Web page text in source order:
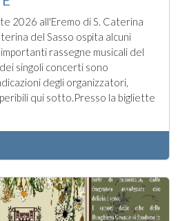
2026 all'Eremo di S. Caterina
del Sasso ospita alcuni
rassegne musicali del
singoli concerti sono
degli organizzatori,
qui sotto.Presso la bigliette